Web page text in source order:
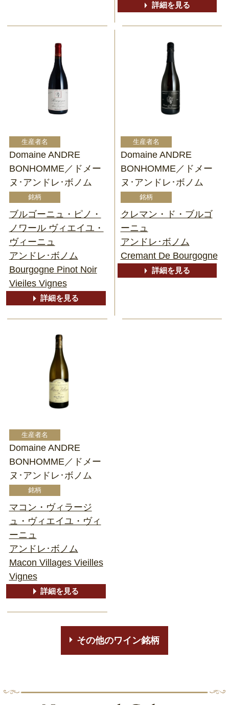
詳細を見る
Domaine ANDRE
BONHOMME／ドメー
ヌ･アンドレ･ボノム
ブルゴーニュ・ピノ・
ノワール ヴィエイユ・
ヴィーニュ
アンドレ･ボノム
Bourgogne Pinot Noir
Vieiles Vignes
詳細を見る
Domaine ANDRE
BONHOMME／ドメー
ヌ･アンドレ･ボノム
クレマン・ド・ブルゴ
ーニュ
アンドレ･ボノム
Cremant De Bourgogne
詳細を見る
Domaine ANDRE
BONHOMME／ドメー
ヌ･アンドレ･ボノム
マコン・ヴィラージ
ュ・ヴィエイユ・ヴィ
ーニュ
アンドレ･ボノム
Macon Villages Vieilles
Vignes
詳細を見る
その他のワイン銘柄